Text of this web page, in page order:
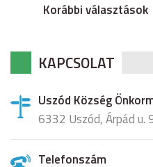
Korábbi választások
KAPCSOLAT
Uszód Község
6332 Uszód, Árpád u.
Telefonszám